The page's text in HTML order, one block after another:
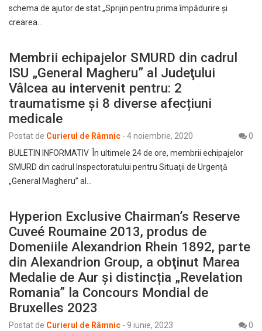
schema de ajutor de stat „Sprijin pentru prima împădurire și
crearea…
Membrii echipajelor SMURD din cadrul
ISU „General Magheru” al Judeţului
Vâlcea au intervenit pentru: 2
traumatisme și 8 diverse afecțiuni
medicale
Postat de Curierul de Râmnic - 4 noiembrie, 2020
0
BULETIN INFORMATIV În ultimele 24 de ore, membrii echipajelor
SMURD din cadrul Inspectoratului pentru Situaţii de Urgenţă
„General Magheru” al…
Hyperion Exclusive Chairman’s Reserve
Cuveé Roumaine 2013, produs de
Domeniile Alexandrion Rhein 1892, parte
din Alexandrion Group, a obţinut Marea
Medalie de Aur și distincția „Revelation
Romania” la Concours Mondial de
Bruxelles 2023
Postat de Curierul de Râmnic - 9 iunie, 2023
0